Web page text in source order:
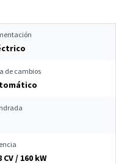
de cambios
CV / 160 kW